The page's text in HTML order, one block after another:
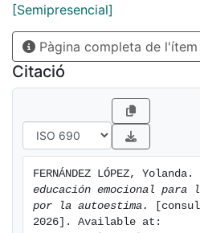
[Semipresencial]
Pàgina completa de l'ítem
Citació
FERNÁNDEZ LÓPEZ, Yolanda.
educación emocional para
por la autoestima.
2026]. Available at: